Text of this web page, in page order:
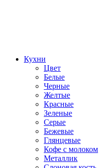
Кухни
Цвет
Белые
Черные
Желтые
Красные
Зеленые
Серые
Бежевые
Глянцевые
Кофе с молоком
Металлик